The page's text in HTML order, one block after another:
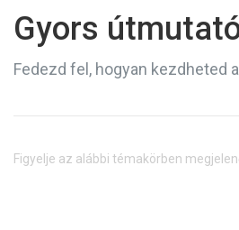
Gyors
Fedezd fel, hogyan kezdheted
Figyelje az alábbi témakörben